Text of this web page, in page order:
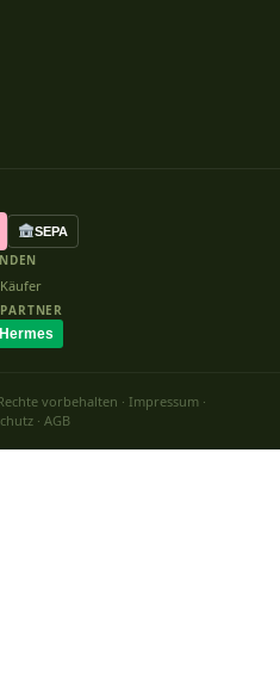
SEPA
Hermes
vorbehalten · Impressum ·
· AGB